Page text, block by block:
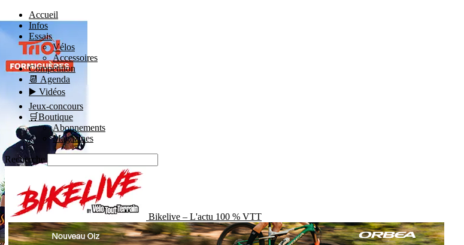
Accueil
Infos
Essais
Vélos
Accessoires
Compétition
📆 Agenda
▶️ Vidéos
Jeux-concours
🛒Boutique
Abonnements
Magazines
Recherche
Bikelive – L'actu 100 % VTT